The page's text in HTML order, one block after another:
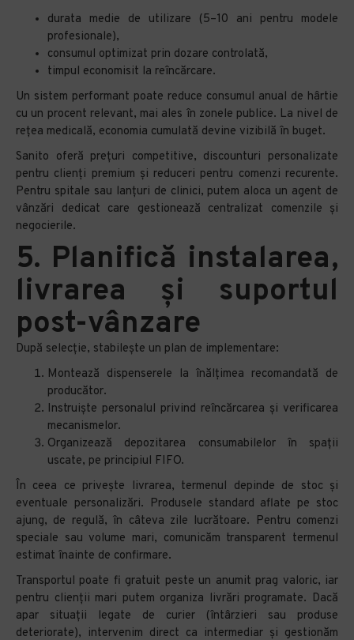
durata medie de utilizare (5–10 ani pentru modele
profesionale),
consumul optimizat prin dozare controlată,
timpul economisit la reîncărcare.
Un sistem performant poate reduce consumul anual de hârtie
cu un procent relevant, mai ales în zonele publice. La nivel de
rețea medicală, economia cumulată devine vizibilă în buget.
Sanito oferă prețuri competitive, discounturi personalizate
pentru clienți premium și reduceri pentru comenzi recurente.
Pentru spitale sau lanțuri de clinici, putem aloca un agent de
vânzări dedicat care gestionează centralizat comenzile și
negocierile.
5. Planifică instalarea,
livrarea și suportul
post-vânzare
După selecție, stabilește un plan de implementare:
Montează dispenserele la înălțimea recomandată de
producător.
Instruiște personalul privind reîncărcarea și verificarea
mecanismelor.
Organizează depozitarea consumabilelor în spații
uscate, pe principiul FIFO.
În ceea ce privește livrarea, termenul depinde de stoc și
eventuale personalizări. Produsele standard aflate pe stoc
ajung, de regulă, în câteva zile lucrătoare. Pentru comenzi
speciale sau volume mari, comunicăm transparent termenul
estimat înainte de confirmare.
Transportul poate fi gratuit peste un anumit prag valoric, iar
pentru clienții mari putem organiza livrări programate. Dacă
apar situații legate de curier (întârzieri sau produse
deteriorate), intervenim direct ca intermediar și gestionăm